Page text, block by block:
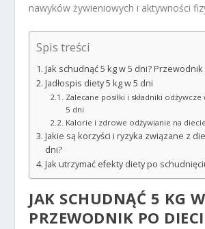
nawyków żywieniowych i aktywności
Spis treści
Jak schudnąć 5 kg w 5 dni?
Jadłospis diety 5 kg w 5 dni
Zalecane posiłki i składniki
5 dni
Kalorie i zdrowe odżywianie na
Jakie są korzyści i ryzyka związane z
dni?
Jak utrzymać efekty diety po
JAK SCHUDNĄĆ 5 KG
PRZEWODNIK PO